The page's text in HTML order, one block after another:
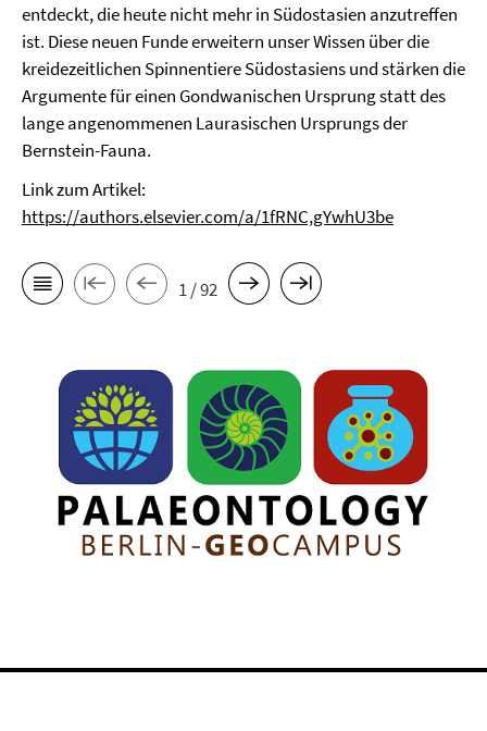
entdeckt, die heute nicht mehr in Südostasien anzutreffen
ist. Diese neuen Funde erweitern unser Wissen über die
kreidezeitlichen Spinnentiere Südostasiens und stärken die
Argumente für einen Gondwanischen Ursprung statt des
lange angenommenen Laurasischen Ursprungs der
Bernstein-Fauna.
Link zum Artikel:
https://authors.elsevier.com/a/1fRNC,gYwhU3be
1 / 92